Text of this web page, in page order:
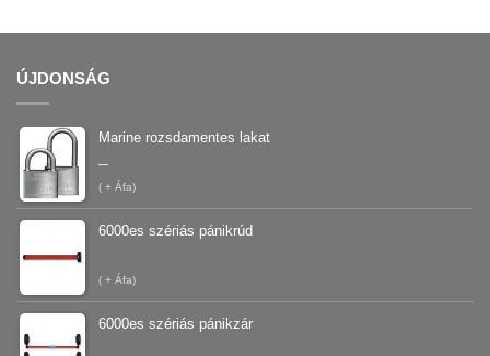
ÚJDONSÁG
Marine rozsdamentes lakat
–
( + Áfa)
6000es szériás pánikrúd
( + Áfa)
6000es szériás pánikzár